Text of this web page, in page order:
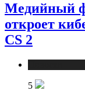
Медийный
откроет
CS 2
5